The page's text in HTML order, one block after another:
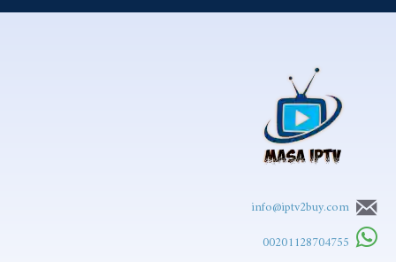
info@iptv2buy.com
00201128704755